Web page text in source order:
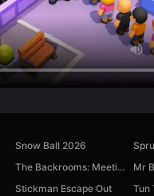
Snow Ball 2026
The Backrooms: Meeting with Labubu
Mr
Stickman Escape Out